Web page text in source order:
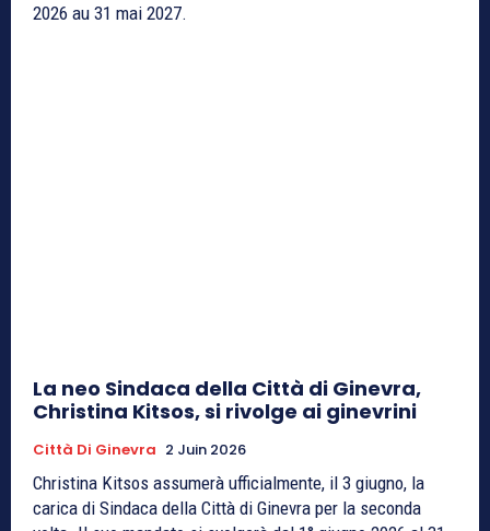
2026 au 31 mai 2027.
La neo Sindaca della Città di Ginevra,
Christina Kitsos, si rivolge ai ginevrini
Città Di Ginevra 2 Juin 2026
Christina Kitsos assumerà ufficialmente, il 3 giugno, la
carica di Sindaca della Città di Ginevra per la seconda